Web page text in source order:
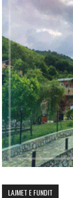
LAJMET E FUNDIT